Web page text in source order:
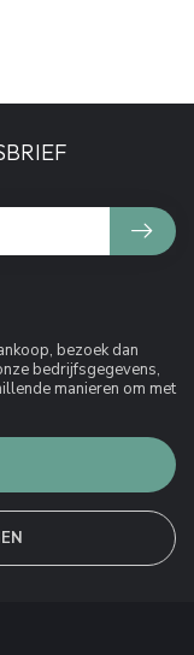
bezoek dan
bedrijfsgegevens,
manieren om met